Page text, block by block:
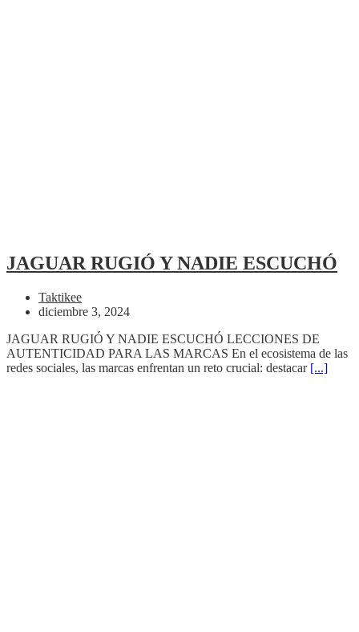
JAGUAR RUGIÓ Y NADIE ESCUCHÓ
Taktikee
diciembre 3, 2024
JAGUAR RUGIÓ Y NADIE ESCUCHÓ LECCIONES DE
AUTENTICIDAD PARA LAS MARCAS En el ecosistema de las
redes sociales, las marcas enfrentan un reto crucial: destacar [...]